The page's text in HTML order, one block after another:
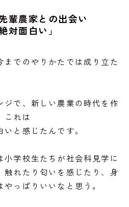
輩農家との出会い
対面白い」
までのやりかたでは成り立た
ジで、新しい農業の時代を作
これは
と感じたんです。
小学校生たちが社会科見学に
触れたり匂いを感じたり、身
っぱりいいなと思う。